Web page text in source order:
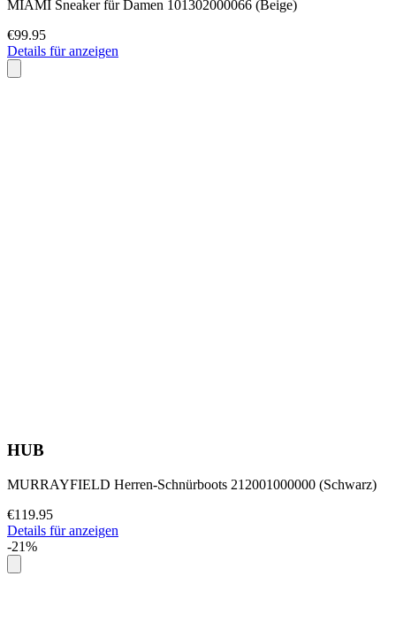
MIAMI Sneaker für Damen 101302000066 (Beige)
€99.95
Details für anzeigen
HUB
MURRAYFIELD Herren-Schnürboots 212001000000 (Schwarz)
€119.95
Details für anzeigen
-21%